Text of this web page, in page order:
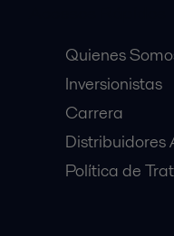
Quienes
Inversionistas
Carrera
Distribuidores
Política de